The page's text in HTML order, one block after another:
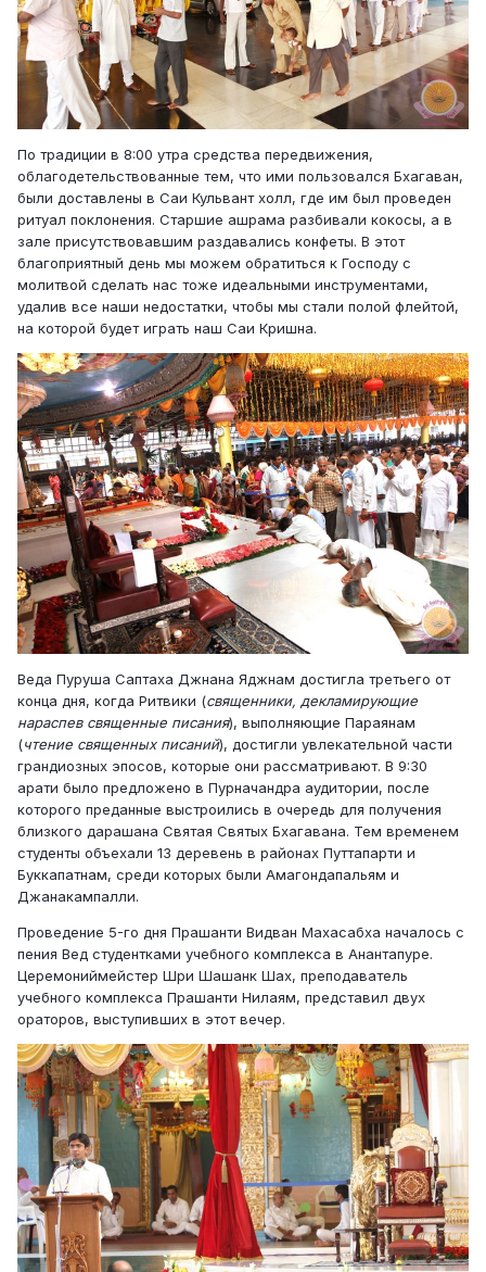
По традиции в 8:00 утра средства передвижения,
облагодетельствованные тем, что ими пользовался Бхагаван,
были доставлены в Саи Кульвант холл, где им был проведен
ритуал поклонения. Старшие ашрама разбивали кокосы, а в
зале присутствовавшим раздавались конфеты. В этот
благоприятный день мы можем обратиться к Господу с
молитвой сделать нас тоже идеальными инструментами,
удалив все наши недостатки, чтобы мы стали полой флейтой,
на которой будет играть наш Саи Кришна.
Веда Пуруша Саптаха Джнана Яджнам достигла третьего от
конца дня, когда Ритвики (священники, декламирующие
нараспев священные писания), выполняющие Параянам
(чтение священных писаний), достигли увлекательной части
грандиозных эпосов, которые они рассматривают. В 9:30
арати было предложено в Пурначандра аудитории, после
которого преданные выстроились в очередь для получения
близкого дарашана Святая Святых Бхагавана. Тем временем
студенты объехали 13 деревень в районах Путтапарти и
Буккапатнам, среди которых были Амагондапальям и
Джанакампалли.
Проведение 5-го дня Прашанти Видван Махасабха началось с
пения Вед студентками учебного комплекса в Анантапуре.
Церемониймейстер Шри Шашанк Шах, преподаватель
учебного комплекса Прашанти Нилаям, представил двух
ораторов, выступивших в этот вечер.